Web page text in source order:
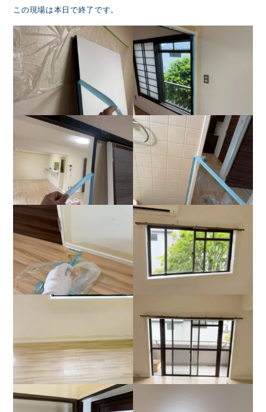
この現場は本日で終了です。